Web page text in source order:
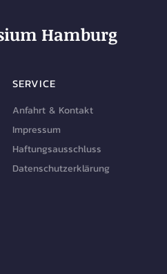
Hamburg
SERVICE
Anfahrt & Kontakt
Impressum
Haftungsausschluss
Datenschutzerklärung